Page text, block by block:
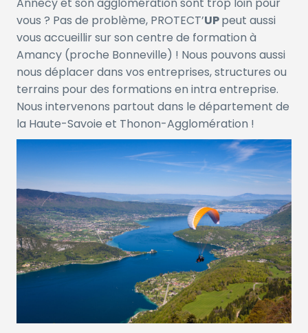
Annecy et son agglomération sont trop loin pour
vous ? Pas de problème, PROTECT’UPpeut aussi
vous accueillir sur son centre de formation à
Amancy (proche Bonneville) ! Nous pouvons aussi
nous déplacer dans vos entreprises, structures ou
terrains pour des formations en intra entreprise.
Nous intervenons partout dans le département de
la Haute-Savoie et Thonon-Agglomération !